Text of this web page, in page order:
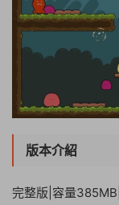
版本介紹
完整版|容量